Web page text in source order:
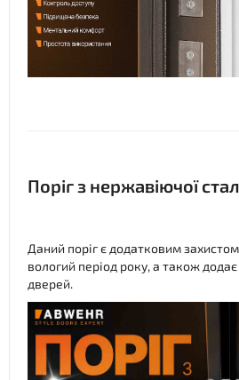
Поріг з нержавіючої
Даний поріг є додатковим захистом
вологий період року, а також
дверей.